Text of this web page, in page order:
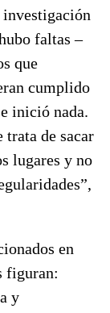
faltas –
que
cumplido
inició nada.
de sacar
lugares y no
en
figuran:
y